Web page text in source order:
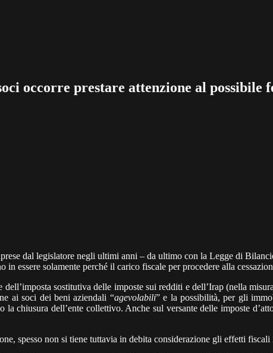
occorre prestare attenzione al possibile
dal legislatore negli ultimi anni – da ultimo con la Legge di
in essere solamente perché il carico fiscale per procedere alla
sostitutiva delle imposte sui redditi e dell’Irap (nella
ai soci dei beni aziendali “agevolabili” e la possibilità, per gli
la chiusura dell’ente collettivo. Anche sul versante delle imposte
spesso non si tiene tuttavia in debita considerazione gli effetti fiscali